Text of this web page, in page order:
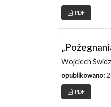
PDF
Wojciech
opublikowano:
PDF